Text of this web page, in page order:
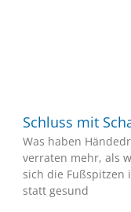
Schluss mit
Was haben
verraten mehr, als
sich die Fußspitzen
statt gesund